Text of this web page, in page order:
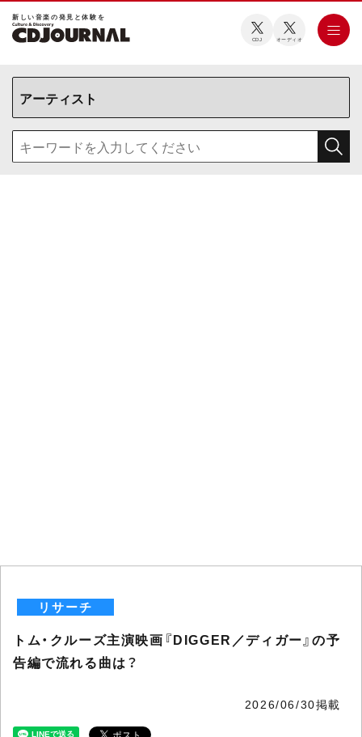
新しい⾳楽の発⾒と体験を
CDJ オーディオ
リサーチ
トム・クルーズ主演映画『DIGGER／ディガー』の予
告編で流れる曲は？
2026/06/30掲載